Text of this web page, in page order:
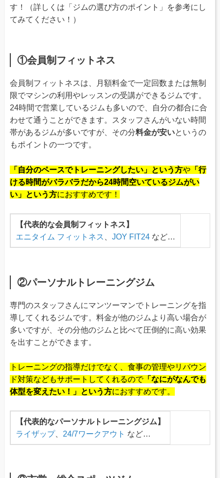
す！（詳しくは「ジムの選び方のポイント」を参考にし
てみてください！）
①会員制フィットネス
会員制フィットネスは、月額料金で一定回数または無制
限でマシンの利用やレッスンの受講ができるジムです。
24時間で営業しているジムも多いので、自分の都合に合
わせて通うことができます。スタッフさんがいない時間
帯があるジムが多いですが、その分料金が安いというの
もポイントの一つです。
「自分のペースでトレーニングしたい」という方や 「行
ける時間がバラバラだから24時間空いているジムがい
い」という方におすすめです！
【代表的な会員制フィットネス】
エニタイム フィットネス
JOY FIT24 など…
②パーソナルトレーニングジム
専門のスタッフさんにマンツーマンでトレーニングを指
導してくれるジムです。料金が他のジムより高い場合が
多いですが、その分他のジムと比べて圧倒的に高い効果
を出すことができます。
トレーニングの指導だけでなく、食事の管理やリバウン
ド対策などもサポートしてくれるので「なにがなんでも
体型を変えたい！」という方におすすめです。
【代表的なパーソナルトレーニングジム】
ライザップ、 24/7ワークアウト など…